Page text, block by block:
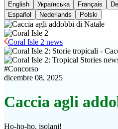
English
Українська Français
Español
Nederlands Polski
Coral Isle 2 news
#Concorso
dicembre 08, 2025
Caccia agli
Ho-ho-ho, isolani!